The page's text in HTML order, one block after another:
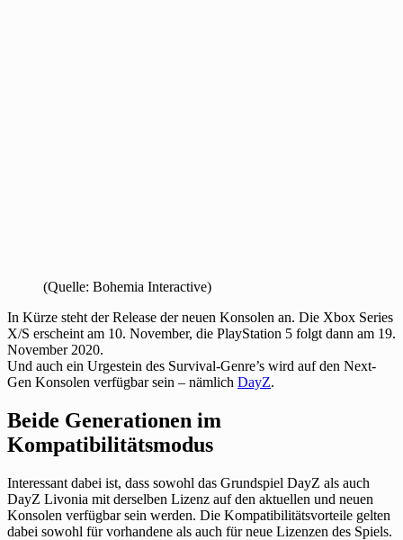
(Quelle: Bohemia Interactive)
In Kürze steht der Release der neuen Konsolen an. Die Xbox Series
X/S erscheint am 10. November, die PlayStation 5 folgt dann am 19.
November 2020.
Und auch ein Urgestein des Survival-Genre’s wird auf den Next-
Gen Konsolen verfügbar sein – nämlich DayZ.
Beide Generationen im
Kompatibilitätsmodus
Interessant dabei ist, dass sowohl das Grundspiel DayZ als auch
DayZ Livonia mit derselben Lizenz auf den aktuellen und neuen
Konsolen verfügbar sein werden. Die Kompatibilitätsvorteile gelten
dabei sowohl für vorhandene als auch für neue Lizenzen des Spiels.